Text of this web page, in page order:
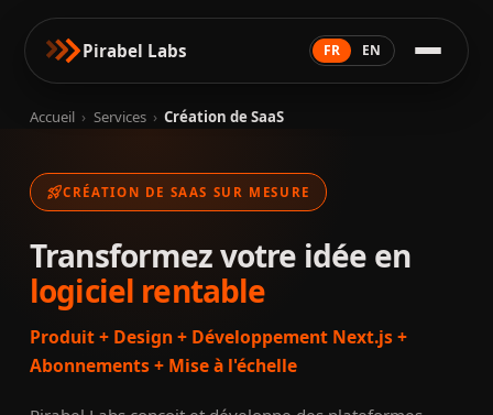
Pirabel Labs FR EN
Accueil › Services › Création de SaaS
rocket_launchCRÉATION DE SAAS SUR MESURE
Transformez votre idée en
logiciel rentable
Produit + Design + Développement Next.js +
Abonnements + Mise à l'échelle